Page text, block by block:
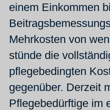
einem Einkommen
Mehrkosten von
stünde die
pflegebedingten
gegenüber. Derzeit
Pflegebedürftige im